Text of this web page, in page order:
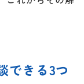
できる3つ